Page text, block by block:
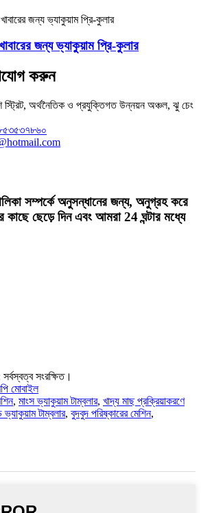
জন্য ভ্যাকুয়াম প্রি-কুলার
করুন
স্ট্রিট, অর্থনৈতিক ও প্রযুক্তিগত উন্নয়ন অঞ্চল, ঝু চেং
সম্পর্কে অনুসন্ধানের জন্য, অনুগ্রহ করে
ছেড়ে দিন এবং আমরা 24 ঘন্টার মধ্যে
সংরক্ষিত।
মোবাইল
, মাংস ভ্যাকুয়াম টাম্বলার, খাদ্য মাছ প্রক্রিয়াকরণে
ভ্যাকুয়াম টাম্বলার, বুদবুদ পরিষ্কারের মেশিন,